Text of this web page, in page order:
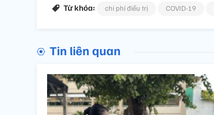
Từ khóa: chi phí điều trị COVID-19
Tin liên quan